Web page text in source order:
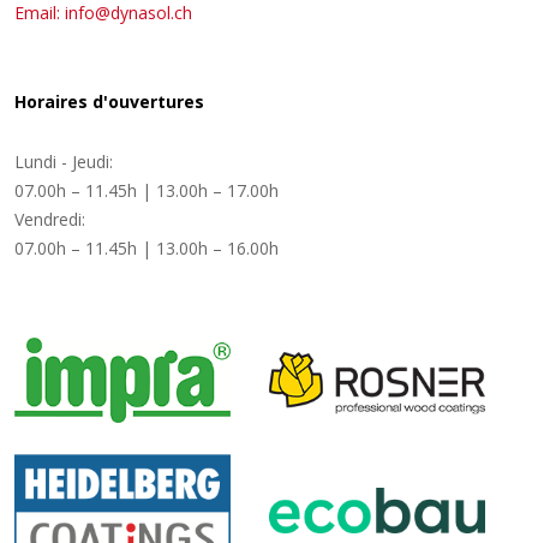
Email: info@dynasol.ch
Horaires d'ouvertures
Lundi - Jeudi:
07.00h – 11.45h | 13.00h – 17.00h
Vendredi:
07.00h – 11.45h | 13.00h – 16.00h